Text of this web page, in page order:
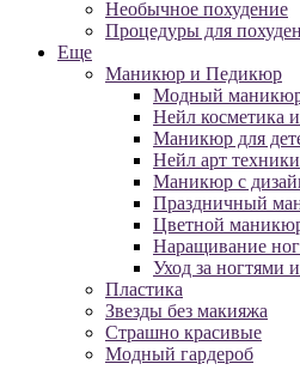
Необычное похудение
Процедуры для
Еще
Маникюр и Педикюр
Модный
Нейл косметика
Маникюр для
Нейл арт техники
Маникюр с
Праздничный
Цветной
Наращивание
Уход за ногтями
Пластика
Звезды без макияжа
Страшно красивые
Модный гардероб